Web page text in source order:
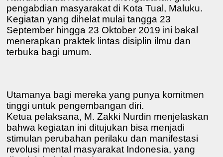
pengabdian masyarakat di Kota Tual, Maluku.
Kegiatan yang dihelat mulai tangga 23
September hingga 23 Oktober 2019 ini bakal
menerapkan praktek lintas disiplin ilmu dan
terbuka bagi umum.
Utamanya bagi mereka yang punya komitmen
tinggi untuk pengembangan diri.
Ketua pelaksana, M. Zakki Nurdin menjelaskan
bahwa kegiatan ini ditujukan bisa menjadi
stimulan perubahan perilaku dan manifestasi
revolusi mental masyarakat Indonesia, yang